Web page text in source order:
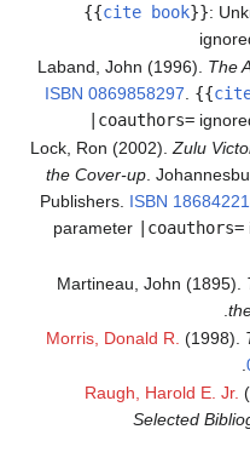
{{cite book}}:
Laband, John (1996). The
ISBN 0869858297 {{
|coauthors=
Lock, Ron (2002).Zulu
the Cover-up.
Publishers. ISBN
parameter
|coauthors=
Martineau, John (1895).
Morris, Donald R. (1998).
Raugh, Harold E. Jr.
Selected